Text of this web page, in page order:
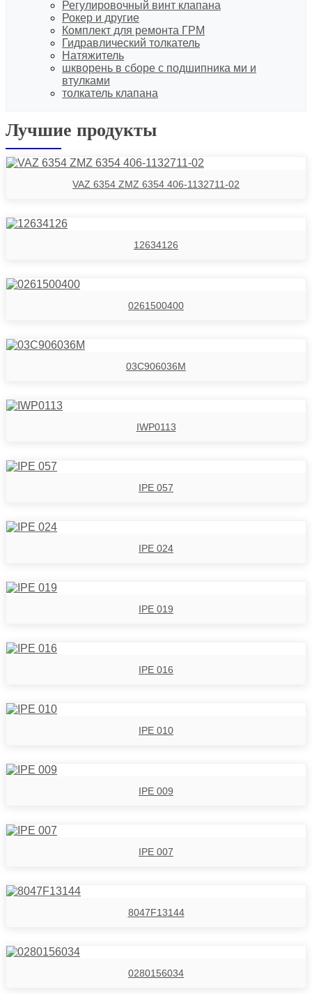
Регулировочный винт клапана
Рокер и другие
Комплект для ремонта ГРМ
Гидравлический толкатель
Натяжитель
шкворень в сборе с подшипника ми и
втулками
толкатель клапана
Лучшие продукты
VAZ 6354 ZMZ 6354 406-1132711-02
12634126
0261500400
03C906036M
IWP0113
IPE 057
IPE 024
IPE 019
IPE 016
IPE 010
IPE 009
IPE 007
8047F13144
0280156034